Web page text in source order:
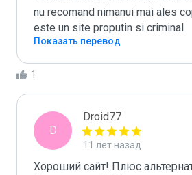
nu recomand nimanui mai ales
este un site proputin si criminal
Показать перевод
1
D
Droid77
11 лет назад
Хороший сайт! Плюс